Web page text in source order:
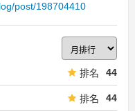
post/198704410
排名 44
排名 44